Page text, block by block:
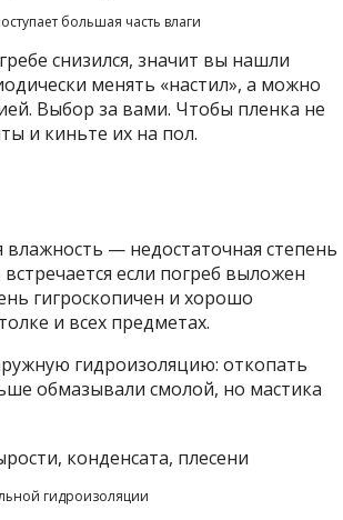
большая часть влаги
снизился, значит вы нашли
менять «настил», а можно
Выбор за вами. Чтобы пленка не
и киньте их на пол.
— недостаточная степень
если погреб выложен
гигроскопичен и хорошо
и всех предметах.
гидроизоляцию: откопать
обмазывали смолой, но мастика
гидроизоляции